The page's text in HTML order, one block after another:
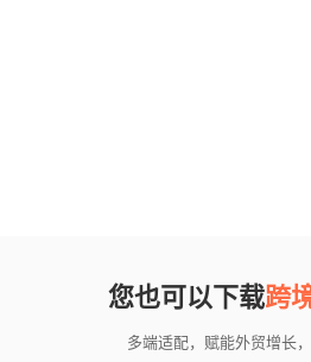
您也可以下载跨
多端适配，赋能外贸增长